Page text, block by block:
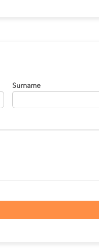
Surname